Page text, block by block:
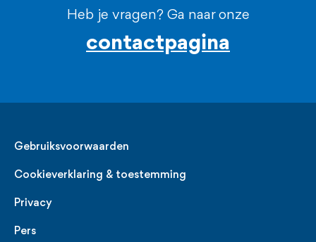
Heb je vragen? Ga naar onze
contactpagina
Legal
Gebruiksvoorwaarden
Cookieverklaring & toestemming
Privacy
Pers